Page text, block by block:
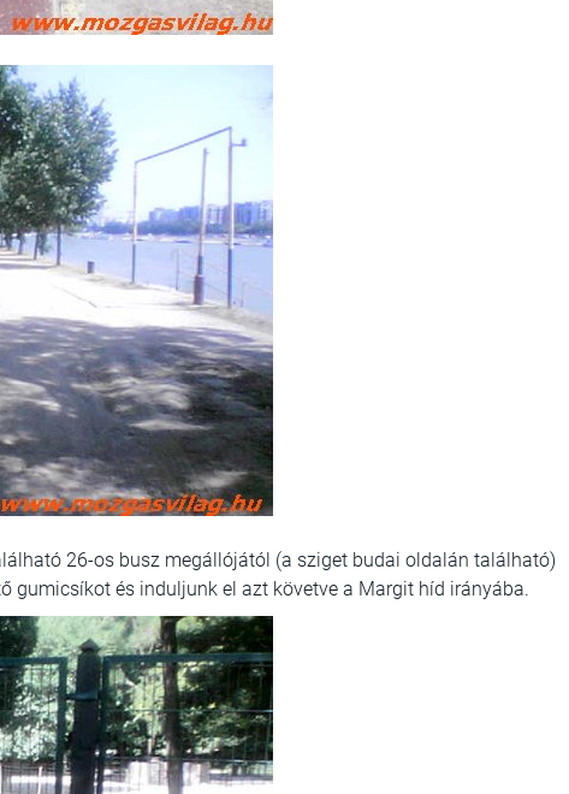
26-os busz megállójától (a sziget budai oldalán található)
gumicsíkot és induljunk el azt követve a Margit híd irányába.